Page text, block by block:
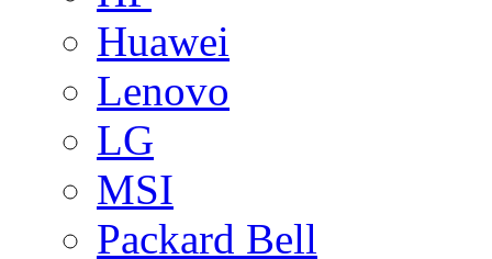
Huawei
Lenovo
LG
MSI
Packard Bell